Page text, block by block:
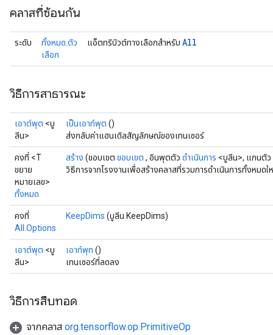
คลาสที่ซ้อนกัน
ระดับ
ทั้งหมด.ตัว
เลือก
แอ็ตทริบิวต์ทางเลือกสำหรับ All
วิธีการสาธารณะ
เอาต์พุต <บู
ลีน>
เป็นเอาท์พุต ()
ส่งกลับค่าแฮนเดิลสัญลักษณ์ของเทนเซอร์
คงที่ <T
ขยาย
หมายเลข>
ทั้งหมด
สร้าง (ขอบเขต ขอบเขต , อินพุตตัว ดำเนินการ <บูลีน>, แกนตัว
วิธีการจากโรงงานเพื่อสร้างคลาสที่รวมการดำเนินการทั้งหมดใ
คงที่
All.Options
KeepDims (บูลีน KeepDims)
เอาต์พุต <บู
ลีน>
เอาท์พุท ()
เทนเซอร์ที่ลดลง
วิธีการสืบทอด
จากคลาส org.tensorflow.op.PrimitiveOp